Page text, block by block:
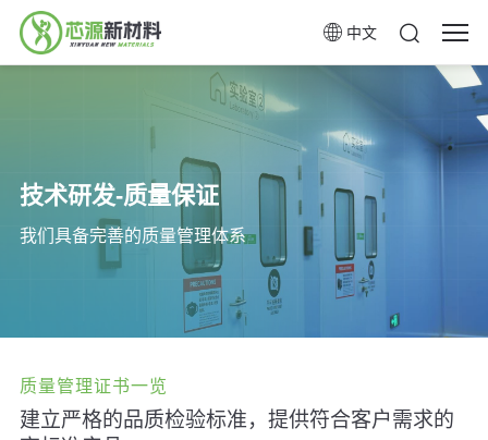
中文
技术研发-质量保证
我们具备完善的质量管理体系
质量管理证书一览
建立严格的品质检验标准，提供符合客户需求的